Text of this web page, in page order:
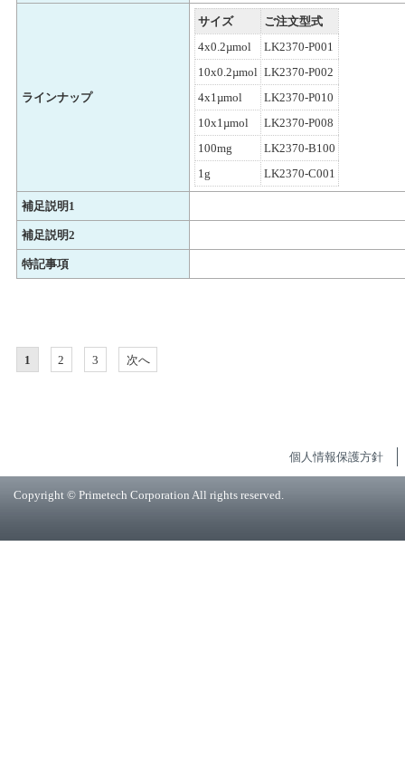
ラインナップ
サイズ
ご注文型式
4x0.2µmol
LK2370-P001
10x0.2µmol LK2370-P002
4x1µmol
LK2370-P010
10x1µmol
LK2370-P008
100mg
LK2370-B100
1g
LK2370-C001
補足説明1
補足説明2
特記事項
1 2 3 次へ
個人情報保護方針
Copyright © Primetech Corporation All rights reserved.